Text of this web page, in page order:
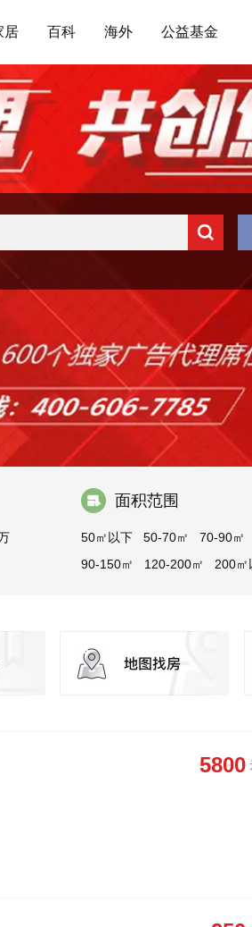
居 百科 海外 公益基金
面积范围
50㎡以下 50-70㎡
70-90㎡
90-150㎡
120-200㎡ 200㎡
5800